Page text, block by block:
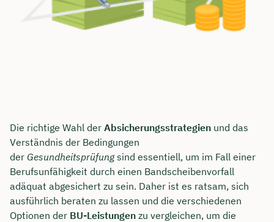
Die richtige Wahl der Absicherungsstrategien und das
Verständnis der Bedingungen
der Gesundheitsprüfungsind essentiell, um im Fall einer
Berufsunfähigkeit durch einen Bandscheibenvorfall
adäquat abgesichert zu sein. Daher ist es ratsam, sich
ausführlich beraten zu lassen und die verschiedenen
Optionen der BU-Leistungen zu vergleichen, um die